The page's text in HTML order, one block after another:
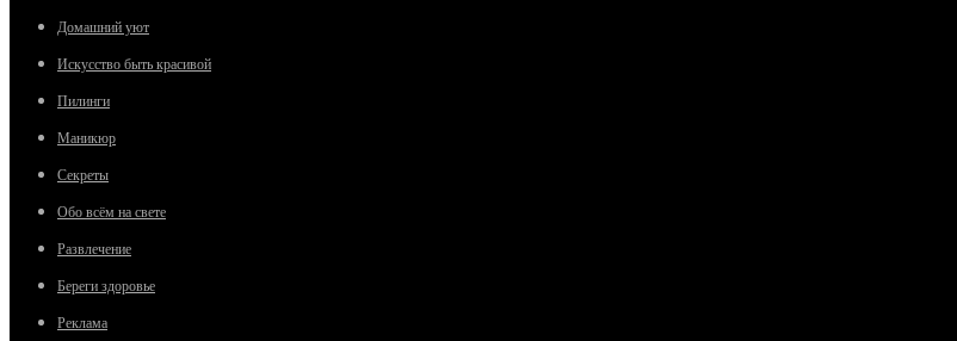
Домашний уют
Искусство быть красивой
Пилинги
Маникюр
Секреты
Обо всём на свете
Развлечение
Береги здоровье
Реклама